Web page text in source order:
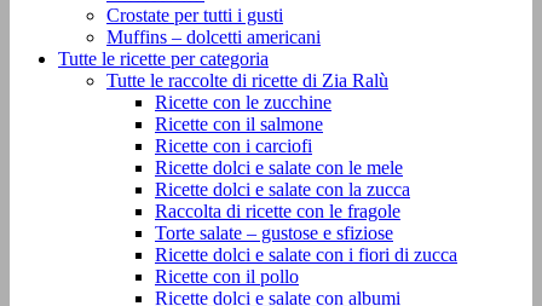
Crostate per tutti i gusti
Muffins – dolcetti americani
Tutte le ricette per categoria
Tutte le raccolte di ricette di Zia Ralù
Ricette con le zucchine
Ricette con il salmone
Ricette con i carciofi
Ricette dolci e salate con le mele
Ricette dolci e salate con la zucca
Raccolta di ricette con le fragole
Torte salate – gustose e sfiziose
Ricette dolci e salate con i fiori di zucca
Ricette con il pollo
Ricette dolci e salate con albumi